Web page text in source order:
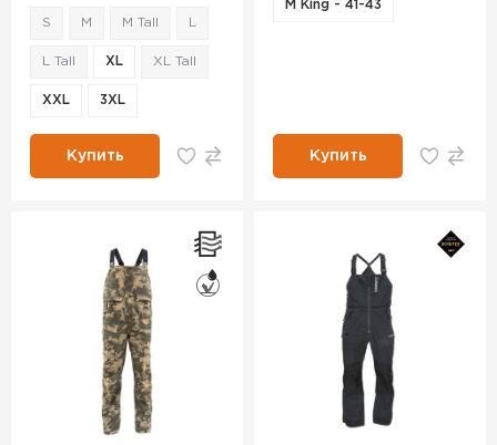
S M M Tall
L Tall XL XL Tall
XXL 3XL
Купить
M King - 41-43
Купить